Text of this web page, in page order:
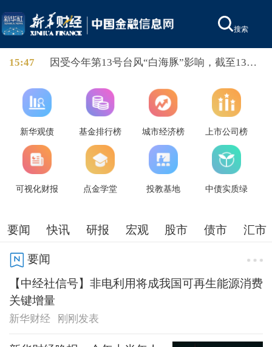
搜索
15:47
因受今年第13号台风“白海豚”影响，截至13时
新华观债 基金排行榜 城市经济榜 上市公司榜
可视化财报 点金学堂 投教基地 中债实质绿
要闻 快讯 研报 宏观 股市 债市 汇市
要闻
【中经社信号】非电利用将成我国可再生能源消费
关键增量
新华财经 刚刚发表